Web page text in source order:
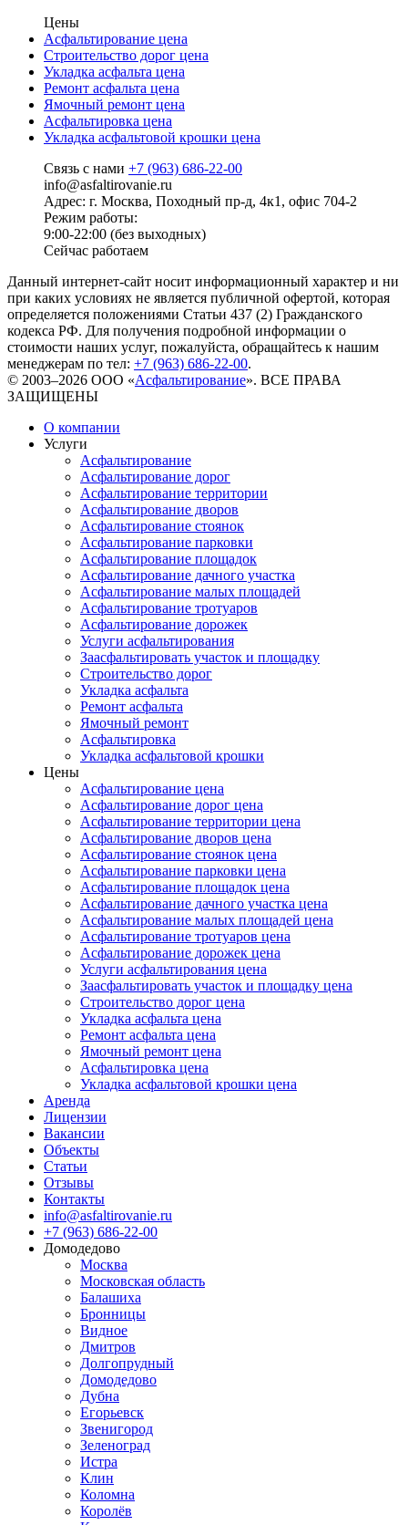
Цены
Асфальтирование цена
Строительство дорог цена
Укладка асфальта цена
Ремонт асфальта цена
Ямочный ремонт цена
Асфальтировка цена
Укладка асфальтовой крошки цена
Связь с нами +7 (963) 686-22-00
info@asfaltirovanie.ru
Адрес: г. Москва, Походный пр-д, 4к1, офис 704-2
Режим работы:
9:00-22:00 (без выходных)
Сейчас работаем
Данный интернет-сайт носит информационный характер и ни
при каких условиях не является публичной офертой, которая
определяется положениями Статьи 437 (2) Гражданского
кодекса РФ. Для получения подробной информации о
стоимости наших услуг, пожалуйста, обращайтесь к нашим
менеджерам по тел: +7 (963) 686-22-00.
© 2003–2026 ООО «Асфальтирование». ВСЕ ПРАВА
ЗАЩИЩЕНЫ
О компании
Услуги
Асфальтирование
Асфальтирование дорог
Асфальтирование территории
Асфальтирование дворов
Асфальтирование стоянок
Асфальтирование парковки
Асфальтирование площадок
Асфальтирование дачного участка
Асфальтирование малых площадей
Асфальтирование тротуаров
Асфальтирование дорожек
Услуги асфальтирования
Заасфальтировать участок и площадку
Строительство дорог
Укладка асфальта
Ремонт асфальта
Ямочный ремонт
Асфальтировка
Укладка асфальтовой крошки
Цены
Асфальтирование цена
Асфальтирование дорог цена
Асфальтирование территории цена
Асфальтирование дворов цена
Асфальтирование стоянок цена
Асфальтирование парковки цена
Асфальтирование площадок цена
Асфальтирование дачного участка цена
Асфальтирование малых площадей цена
Асфальтирование тротуаров цена
Асфальтирование дорожек цена
Услуги асфальтирования цена
Заасфальтировать участок и площадку цена
Строительство дорог цена
Укладка асфальта цена
Ремонт асфальта цена
Ямочный ремонт цена
Асфальтировка цена
Укладка асфальтовой крошки цена
Аренда
Лицензии
Вакансии
Объекты
Статьи
Отзывы
Контакты
info@asfaltirovanie.ru
+7 (963) 686-22-00
Домодедово
Москва
Московская область
Балашиха
Бронницы
Видное
Дмитров
Долгопрудный
Домодедово
Дубна
Егорьевск
Звенигород
Зеленоград
Истра
Клин
Коломна
Королёв